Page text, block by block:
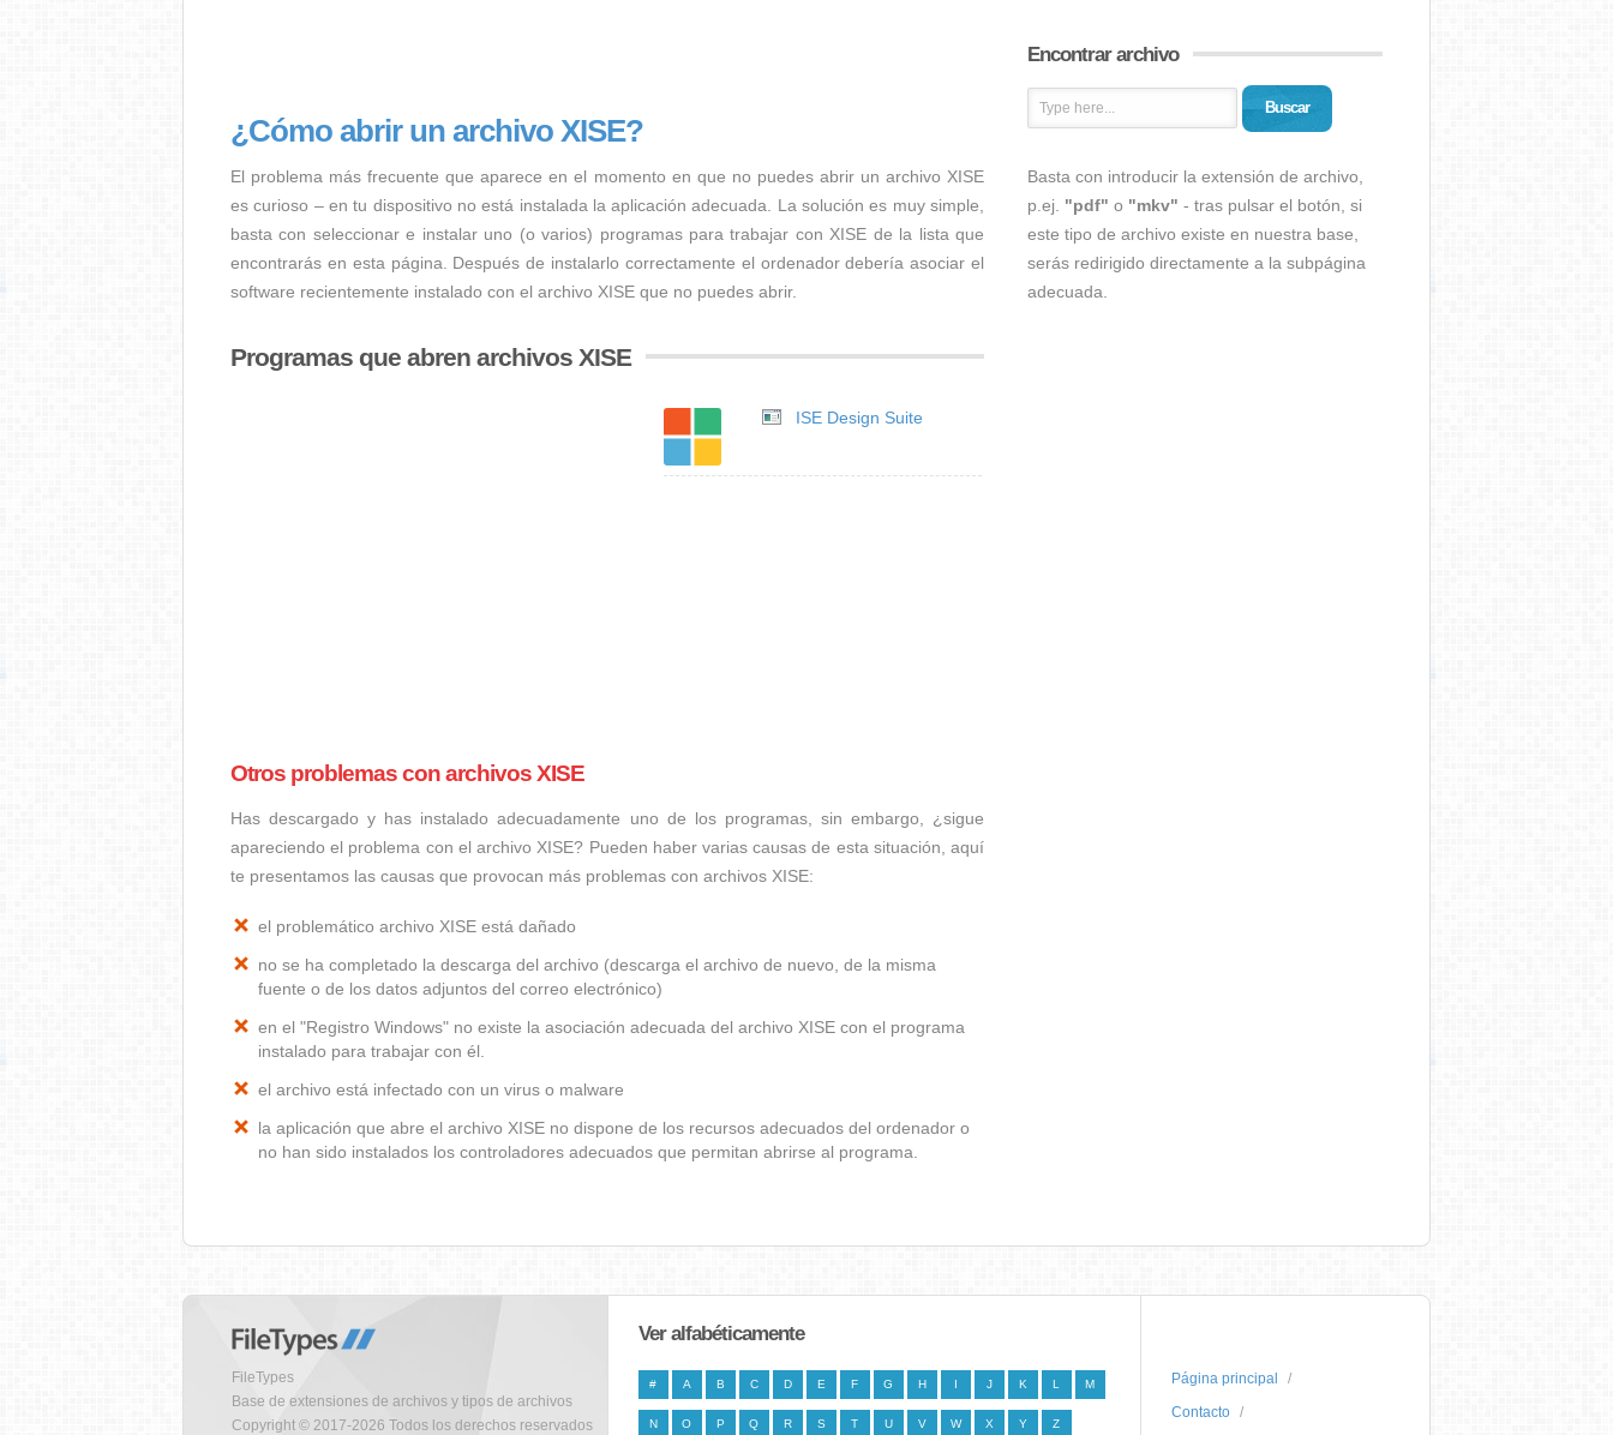
¿Cómo abrir un archivo XISE?
El problema más frecuente que aparece en el momento en que no puedes abrir un archivo XISE
es curioso – en tu dispositivo no está instalada la aplicación adecuada. La solución es muy simple,
basta con seleccionar e instalar uno (o varios) programas para trabajar con XISE de la lista que
encontrarás en esta página. Después de instalarlo correctamente el ordenador debería asociar el
software recientemente instalado con el archivo XISE que no puedes abrir.
Programas que abren archivos XISE
ISE Design Suite
Otros problemas con archivos XISE
Has descargado y has instalado adecuadamente uno de los programas, sin embargo, ¿sigue
apareciendo el problema con el archivo XISE? Pueden haber varias causas de esta situación, aquí
te presentamos las causas que provocan más problemas con archivos XISE:
el problemático archivo XISE está dañado
no se ha completado la descarga del archivo (descarga el archivo de nuevo, de la misma
fuente o de los datos adjuntos del correo electrónico)
en el "Registro Windows" no existe la asociación adecuada del archivo XISE con el programa
instalado para trabajar con él.
el archivo está infectado con un virus o malware
la aplicación que abre el archivo XISE no dispone de los recursos adecuados del ordenador o
no han sido instalados los controladores adecuados que permitan abrirse al programa.
Encontrar archivo
Buscar
Basta con introducir la extensión de archivo,
p.ej. "pdf" o "mkv" - tras pulsar el botón, si
este tipo de archivo existe en nuestra base,
serás redirigido directamente a la subpágina
adecuada.
FileTypes
Base de extensiones de archivos y tipos de archivos
Copyright © 2017-2026 Todos los derechos reservados
Ver alfabéticamente
# A B C D E F G H I J K L M
N O P Q R S T U V W X Y Z
Página principal
Contacto